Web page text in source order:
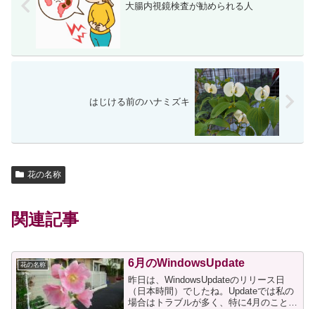
大腸内視鏡検査が勧められる人
はじける前のハナミズキ
花の名称
関連記事
花の名称 6月のWindowsUpdate
昨日は、WindowsUpdateのリリース日
（日本時間）でしたね。Updateでは私の
場合はトラブルが多く、特に4月のことが